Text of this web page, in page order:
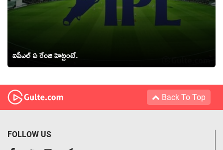
ఐపీఎల్ ఏ రేంజి హిట్టంటే..
Back To Top
FOLLOW US